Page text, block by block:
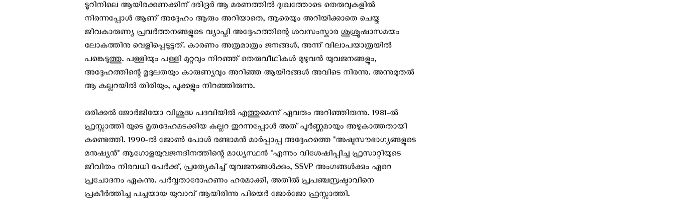
ടൂറിനിലെ ആയിരക്കണക്കിന് ദരിദ്രർ ആ മരണത്തിൽ ദുഃഖത്തോടെ തെരുവുകളിൽ
നിരന്നപ്പോൾ ആണ് അദ്ദേഹം ആരും അറിയാതെ, ആരെയും അറിയിക്കാതെ ചെയ്ത
ജീവകാരുണ്യ പ്രവർത്തനങ്ങളുടെ വ്യാപ്തി അദ്ദേഹത്തിന്റെ ശവസംസ്കാര ശുശ്രൂഷാസമയം
ലോകത്തിനു വെളിപ്പെടുട്ടത്. കാരണം അത്രമാത്രം ജനങ്ങൾ, അന്ന് വിലാപയാത്രയിൽ
പങ്കെടുത്തു. പള്ളിയും പള്ളി മുറ്റവും നിറഞ്ഞ് തെരുവീഥികൾ മുഴുവൻ യുവജനങ്ങളും,
അദ്ദേഹത്തിന്റെ മൃദുലതയും കാരുണ്യവും അറിഞ്ഞ ആയിരങ്ങൾ അവിടെ നിരന്നു. അന്നുമുതൽ
ആ കല്ലറയിൽ തിരിയും, പൂക്കളും നിറഞ്ഞിരുന്നു.
ഒരിക്കൽ ജോർജിയോ വിശുദ്ധ പദവിയിൽ എത്തുമെന്ന് ഏവരും അറിഞ്ഞിരുന്നു. 1981-ൽ
ഫ്രസ്സാത്തി യുടെ മൃതദേഹമടക്കിയ കല്ലറ തുറന്നപ്പോൾ അത് പൂർണ്ണമായും അഴുകാത്തതായി
കണ്ടെത്തി. 1990-ൽ ജോൺ പോൾ രണ്ടാമൻ മാർപ്പാപ്പ അദ്ദേഹത്തെ "അഷ്ടസൗഭാഗ്യങ്ങളുടെ
മനുഷ്യൻ" ആഗോളയുവജനദിനത്തിന്റെ മാധ്യസ്ഥൻ "എന്നും വിശേഷിപ്പിച്ച ഫ്രസാറ്റിയുടെ
ജീവിതം നിരവധി പേർക്ക്, പ്രത്യേകിച്ച് യുവജനങ്ങൾക്കും, SSVP അംഗങ്ങൾക്കും ഏറെ
പ്രചോദനം ഏകുന്നു. പർവ്വതാരോഹണം ഹരമാക്കി, അതിൽ പ്രപഞ്ചസ്രഷ്ടാവിനെ
പ്രകീർത്തിച്ച പച്ചയായ യുവാവ് ആയിരിന്നു പിയെർ ജോർജോ ഫ്രസ്സാത്തി.